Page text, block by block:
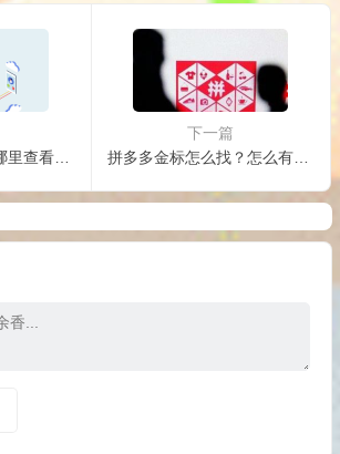
拼多多签到红包在哪里查看？在哪里领取？
下一篇
拼多多金标怎么找？怎么有效辨别出假货？